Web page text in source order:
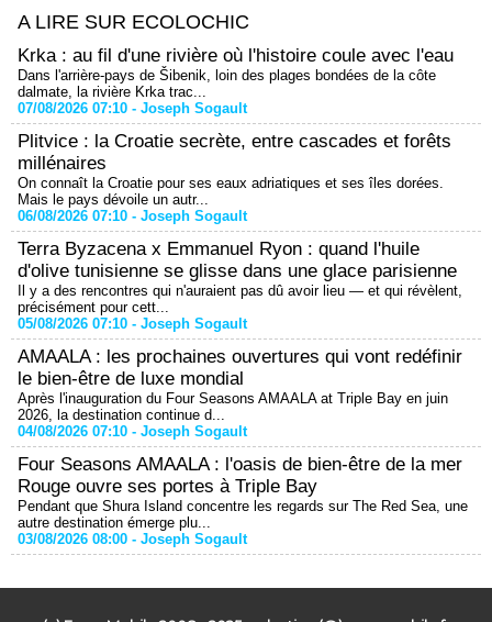
A LIRE SUR ECOLOCHIC
Krka : au fil d'une rivière où l'histoire coule avec l'eau
Dans l'arrière-pays de Šibenik, loin des plages bondées de la côte
dalmate, la rivière Krka trac...
07/08/2026 07:10 - Joseph Sogault
Plitvice : la Croatie secrète, entre cascades et forêts
millénaires
On connaît la Croatie pour ses eaux adriatiques et ses îles dorées.
Mais le pays dévoile un autr...
06/08/2026 07:10 - Joseph Sogault
Terra Byzacena x Emmanuel Ryon : quand l'huile
d'olive tunisienne se glisse dans une glace parisienne
Il y a des rencontres qui n'auraient pas dû avoir lieu — et qui révèlent,
précisément pour cett...
05/08/2026 07:10 - Joseph Sogault
AMAALA : les prochaines ouvertures qui vont redéfinir
le bien-être de luxe mondial
Après l'inauguration du Four Seasons AMAALA at Triple Bay en juin
2026, la destination continue d...
04/08/2026 07:10 - Joseph Sogault
Four Seasons AMAALA : l'oasis de bien-être de la mer
Rouge ouvre ses portes à Triple Bay
Pendant que Shura Island concentre les regards sur The Red Sea, une
autre destination émerge plu...
03/08/2026 08:00 - Joseph Sogault